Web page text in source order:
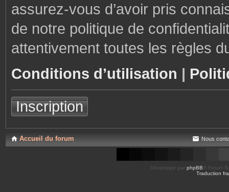
assurez-vous d’avoir pris
de notre politique de
attentivement toutes les règles
Conditions d’utilisation |
Inscription
Accueil du forum Nous
Développé par phpBB ® Forum
Traduction